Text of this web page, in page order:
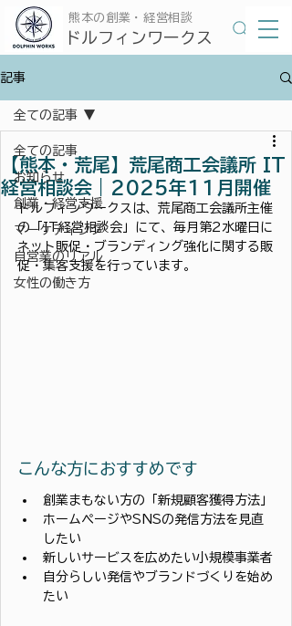
​ドルフィンワークス
​熊本の創業・経営相談
記事
全ての記事
お知らせ
創業・経営支援
マーケティング
自営業のリアル
女性の働き方
全ての記事
【熊本・荒尾】荒尾商工会議所 IT
経営相談会｜2025年11月開催
ドルフィンワークスは、荒尾商工会議所主催
の「IT経営相談会」にて、毎月第2水曜日に
ネット販促・ブランディング強化に関する販
促・集客支援を行っています。
こんな方におすすめです
創業まもない方の「新規顧客獲得方法」
ホームページやSNSの発信方法を見直
したい
新しいサービスを広めたい小規模事業者
自分らしい発信やブランドづくりを始め
たい